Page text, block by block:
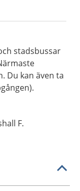
stadsbussar
Du kan även ta
F.